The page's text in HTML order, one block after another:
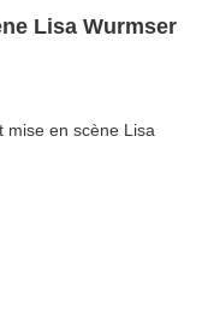
Lisa Wurmser